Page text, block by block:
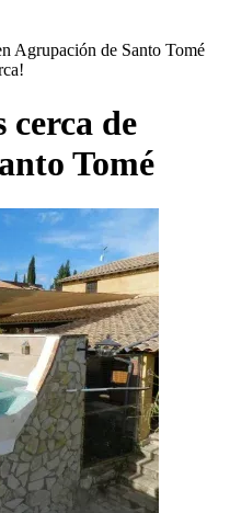
Agrupación de Santo Tomé
cerca de
Tomé